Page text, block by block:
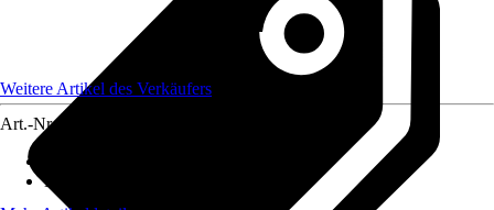
Weitere Artikel des Verkäufers
Art.-Nr.
Material